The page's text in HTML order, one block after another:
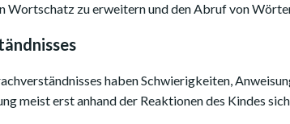
Wortschatz zu erweitern und den Abruf von
haben Schwierigkeiten,
meist erst anhand der Reaktionen des Kindes